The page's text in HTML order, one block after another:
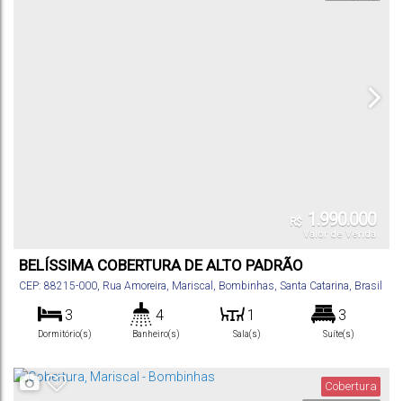
R$ 1.990.000
Valor de Venda
BELÍSSIMA COBERTURA DE ALTO PADRÃO
CEP: 88215-000, Rua Amoreira, Mariscal , Bombinhas, Santa Catarina, Brasil
3
Dormitório(s)
4
Banheiro(s)
1
Sala(s)
3
Suíte(s)
Total: Vaga(s) Distância do Mar
Cobertura